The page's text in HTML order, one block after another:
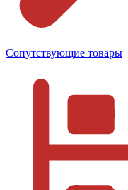
Сопутствующие товары